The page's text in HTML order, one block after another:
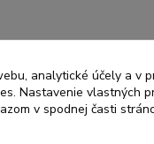
analytické účely a v
Nastavenie vlastných
v spodnej časti